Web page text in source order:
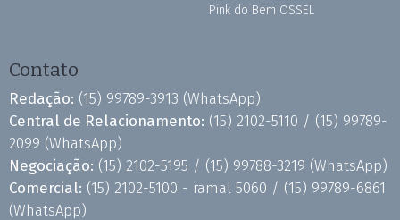
Pink do Bem OSSEL
Contato
Redação: (15) 99789-3913 (WhatsApp)
Central de Relacionamento: (15) 2102-5110 / (15) 99789-
2099 (WhatsApp)
Negociação: (15) 2102-5195 / (15) 99788-3219 (WhatsApp)
Comercial: (15) 2102-5100 - ramal 5060 / (15) 99789-6861
(WhatsApp)